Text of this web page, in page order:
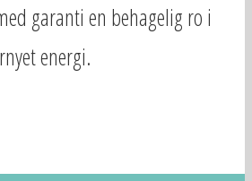
garanti en behagelig ro i
energi.